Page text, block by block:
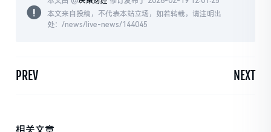
本文来自投稿，不代表本站立场，如若转载，请注明出
处：/news/live-news/144045
PREV NEXT